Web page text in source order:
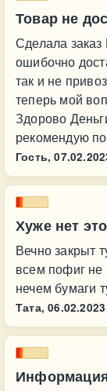
Товар не
Сделала
ошибочно
так и не
теперь мой
Здорово
рекомендую
Гость,
Хуже нет
Вечно закрыт
всем пофиг не
нечем бумаги
Тата, 06.02.2023